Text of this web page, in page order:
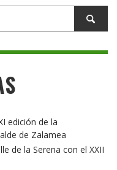
edición de la
de Zalamea
de la Serena con el XXII